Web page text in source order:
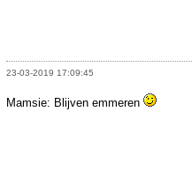
23-03-2019 17:09:45
Mamsie: Blijven emmeren